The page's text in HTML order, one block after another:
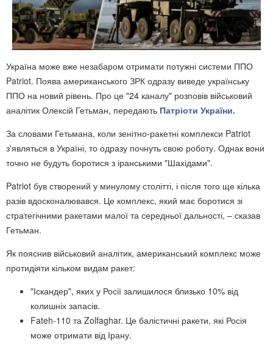
Україна може вже незабаром отримати потужні системи ППО
Patriot. Поява американського ЗРК одразу виведе українську
ППО на новий рівень. Про це "24 каналу" розповів військовий
аналітик Олексій Гетьман, передають Патріоти України.
За словами Гетьмана, коли зенітно-ракетні комплекси Patriot
з'являться в Україні, то одразу почнуть свою роботу. Однак вони
точно не будуть боротися з іранськими "Шахідами".
Patriot був створений у минулому столітті, і після того ще кілька
разів вдосконалювався. Це комплекс, який має боротися зі
стратегічними ракетами малої та середньої дальності, – сказав
Гетьман.
Як пояснив військовий аналітик, американський комплекс може
протидіяти кільком видам ракет:
"Іскандер", яких у Росії залишилося близько 10% від
колишніх запасів.
Fateh-110 та Zolfaghar. Це балістичні ракети, які Росія
може отримати від Ірану.